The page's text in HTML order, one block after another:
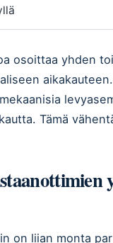
osoittaa yhden
Tämä
on liian monta